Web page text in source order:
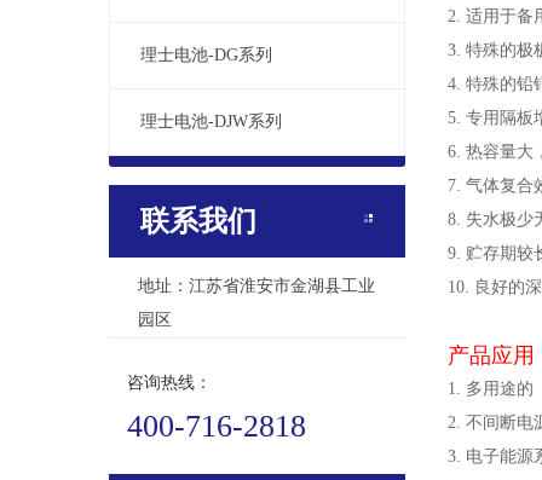
理士电池-DG系列
理士电池-DJW系列
联系我们
地址：江苏省淮安市金湖县工业
园区
咨询热线：
400-716-2818
2. 适用于备
3. 特殊的极
4. 特殊的铅
5. 专用隔板
6. 热容量大
7. 气体复合
8. 失水极少
9. 贮存期较
10. 良好的
产品应用
1. 多用途的
2. 不间断电
3. 电子能源